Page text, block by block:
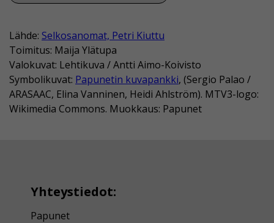
Lähde: Selkosanomat, Petri Kiuttu
Toimitus: Maija Ylätupa
Valokuvat: Lehtikuva / Antti Aimo-Koivisto
Symbolikuvat: Papunetin kuvapankki, (Sergio Palao /
ARASAAC, Elina Vanninen, Heidi Ahlström). MTV3-logo:
Wikimedia Commons. Muokkaus: Papunet
Yhteystiedot:
Papunet